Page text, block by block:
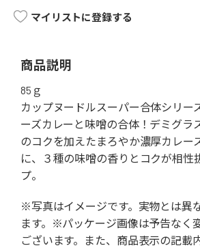
マイリストに登録する
商品説明
85ｇ
カップヌードルスーパー合体シリー
ーズカレーと味噌の合体！デミグラ
のコクを加えたまろやか濃厚カレー
に、３種の味噌の香りとコクが相性
プ。
※写真はイメージです。実物とは異
ます。※パッケージ画像は予告なく
ございます。また、商品表示の記載